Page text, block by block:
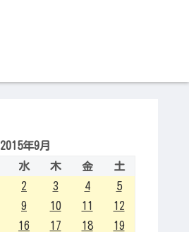
2015年9月
水 木 金
土
2 3 4
5
9 10 11
12
16 17 18
19